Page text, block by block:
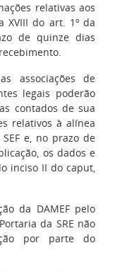
relativas aos
XVIII do art. 1º da
de quinze dias
associações de
legais poderão
contados de sua
relativos à alínea
e, no prazo de
os dados e
inciso II do caput,
da DAMEF pelo
da SRE não
por parte do